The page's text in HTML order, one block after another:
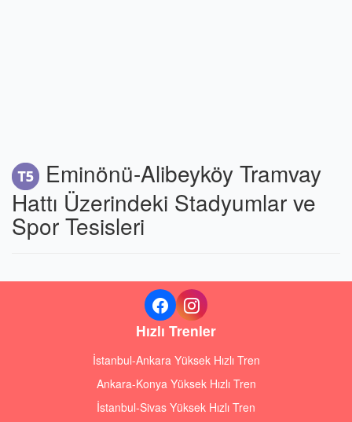
Eminönü-Alibeyköy Tramvay
Hattı Üzerindeki Stadyumlar ve
Spor Tesisleri
Hızlı Trenler
İstanbul-Ankara Yüksek Hızlı Tren
Ankara-Konya Yüksek Hızlı Tren
İstanbul-Sivas Yüksek Hızlı Tren